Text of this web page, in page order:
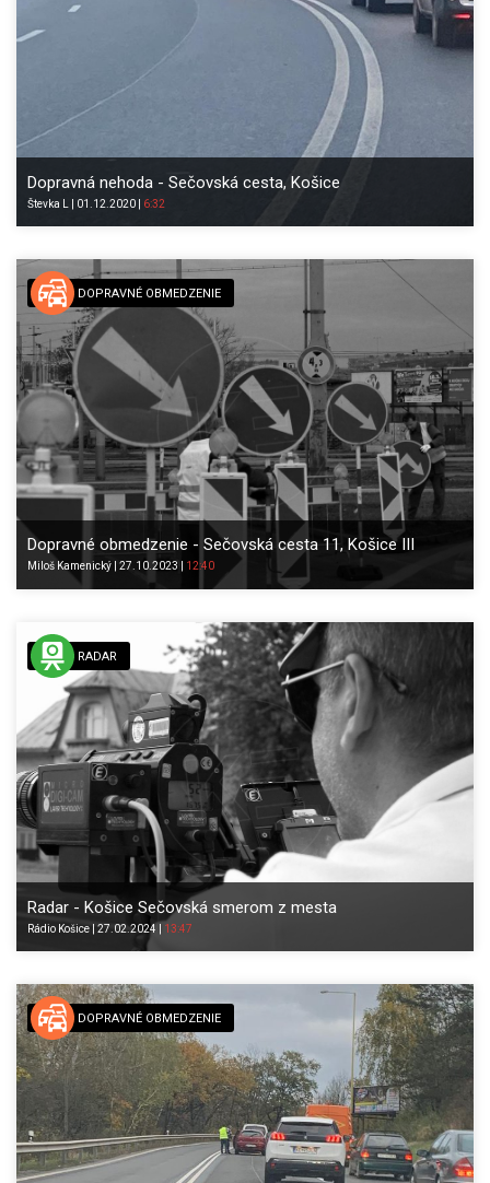
Dopravná nehoda - Sečovská cesta, Košice
Števka 01.12.2020| 6:32
DOPRAVNÉ OBMEDZENIE
Dopravné obmedzenie - Sečovská cesta 11, Košice III
Miloš Kamenický| 27.10.2023 12:40
RADAR
Radar - Košice Sečovská smerom z mesta
Rádio Košice 27.02.2024 13:47
DOPRAVNÉ OBMEDZENIE